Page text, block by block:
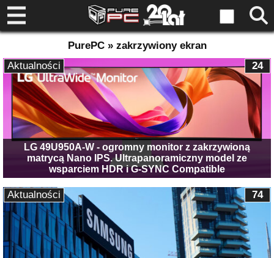
PurePC » zakrzywiony ekran
LG 49U950A-W - ogromny monitor z zakrzywioną
matrycą Nano IPS. Ultrapanoramiczny model ze
wsparciem HDR i G-SYNC Compatible
24
Aktualności
74
Aktualności